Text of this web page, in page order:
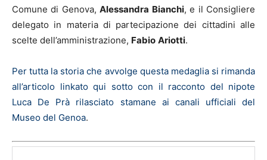
Comune di Genova,Alessandra Bianchi, e il Consigliere
delegato in materia di partecipazione dei cittadini alle
scelte dell’amministrazione, Fabio Ariotti.
Per tutta la storia che avvolge questa medaglia si rimanda
all’articolo linkato qui sotto con il racconto del nipote
Luca De Prà rilasciato stamane ai canali ufficiali del
Museo del Genoa.